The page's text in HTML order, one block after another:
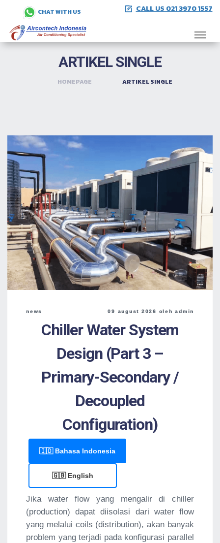
CHAT WITH US CALL US 021 3970 1557
ARTIKEL SINGLE
HOMEPAGE ARTIKEL SINGLE
09 august 2026 oleh admin
news
Chiller Water System
Design (Part 3 –
Primary-Secondary /
Decoupled
Configuration)
🇮🇩 Bahasa Indonesia
🇬🇧 English
Jika water flow yang mengalir di chiller
(production) dapat diisolasi dari water flow
yang melalui coils (distribution), akan banyak
problem yang terjadi pada konfigurasi parallel